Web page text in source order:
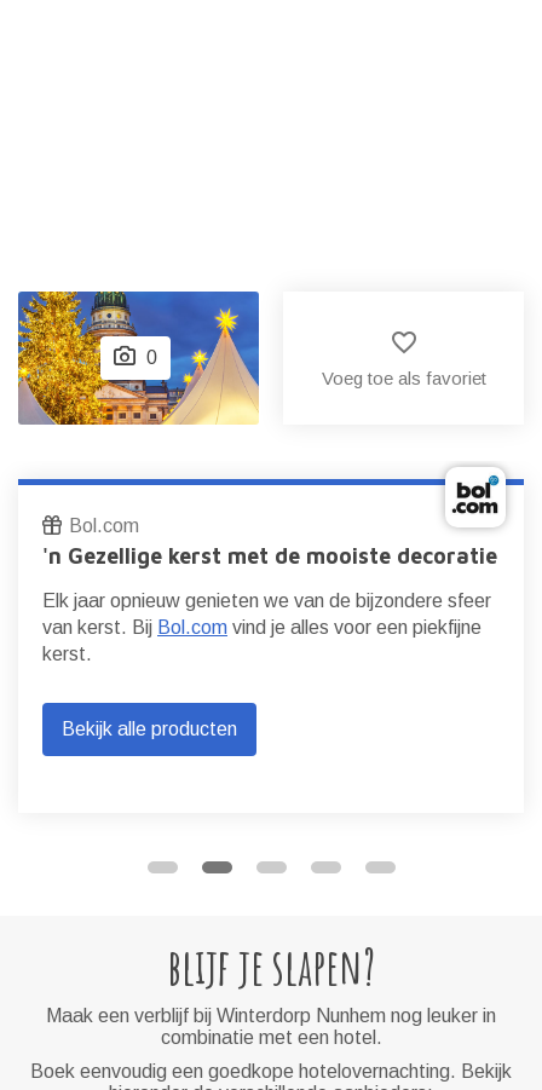
0
favorite_border
Voeg toe als favoriet
Bol.com
'n Gezellige kerst met de mooiste decoratie
Elk jaar opnieuw genieten we van de bijzondere sfeer
van kerst. Bij Bol.com vind je alles voor een piekfijne
kerst.
Bekijk alle producten
blijf je slapen?
Maak een verblijf bij Winterdorp Nunhem nog leuker in
combinatie met een hotel.
Boek eenvoudig een goedkope hotelovernachting. Bekijk